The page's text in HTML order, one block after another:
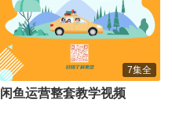
7集全
闲鱼运营整套教学视频